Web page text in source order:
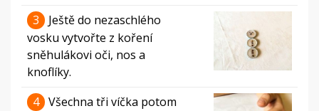
3
Ještě do nezaschlého
vosku vytvořte z koření
sněhulákovi oči, nos a
knoflíky.
4 Všechna tři víčka potom